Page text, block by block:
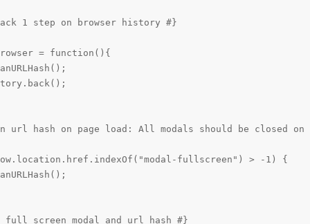
1 step on browser history #}
= function(){
url hash on page load: All modals should be closed on
fullscreen") > -1) {
full screen modal and url hash #}